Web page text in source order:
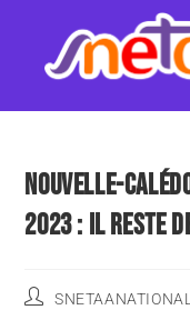
NOUVELLE-
2023 : IL RESTE
SNETAANATIONAL